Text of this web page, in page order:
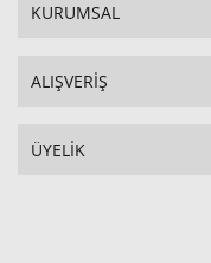
KURUMSAL
ALIŞVERİŞ
ÜYELİK